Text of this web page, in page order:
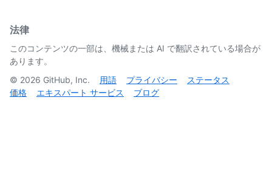
法律
このコンテンツの一部は、機械または AI で翻訳されている場合が
あります。
© 2026 GitHub, Inc. 用語 プライバシー
ステータス
価格
エキスパート サービス ブログ